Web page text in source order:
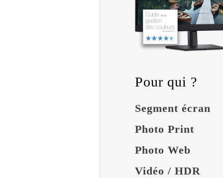
Pour qui ?
Segment écran
Photo Print
Photo Web
Vidéo / HDR